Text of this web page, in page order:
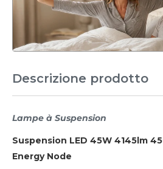
Descrizione prodotto
Lampe à Suspension
Suspension LED 45W 4145lm
Energy Node